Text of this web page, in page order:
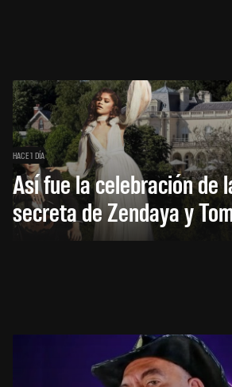
HACE 1 DÍA
Así fue la celebración de
secreta de Zendaya y